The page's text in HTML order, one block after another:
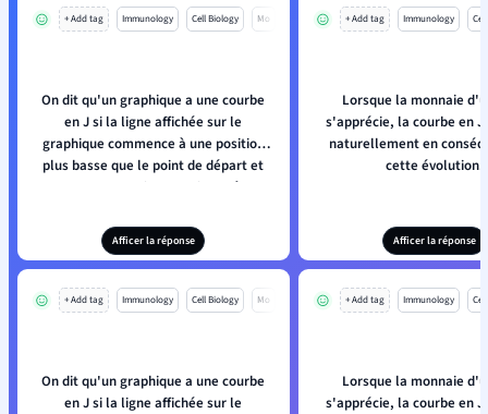
+ Add tag Immunology Cell Biology Mo
On dit qu'un graphique a une courbe
en J si la ligne affichée sur le
graphique commence à une position
plus basse que le point de départ et
monte progressivement jusqu'à un
point de départ.
Afficer la réponse
+ Add tag Immunology
Lorsque la monnaie
s'apprécie, la courbe en
naturellement en
cette évolution.
Afficer la réponse
+ Add tag Immunology Cell Biology Mo
On dit qu'un graphique a une courbe
en J si la ligne affichée sur le
+ Add tag Immunology
Lorsque la monnaie
s'apprécie, la courbe en